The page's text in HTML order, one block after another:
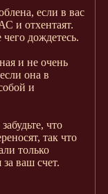
если в вас
и отхентаят.
дождетесь.
и не очень
она в
и
что
так что
только
ваш счет.